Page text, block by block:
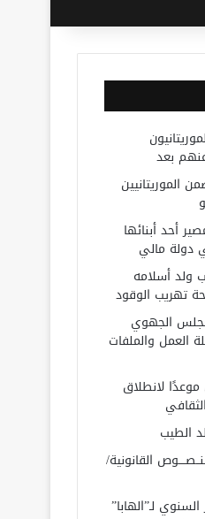
بعد
الموريتانيين
أحد أبنائها
دولة مالي
ولد أسلامه
تهريب الوقود
الجهوي
العمل والملفات
22 أغسطس موعدًا لانطلاق
الطيب
القانونية/
لـ”الهابا”